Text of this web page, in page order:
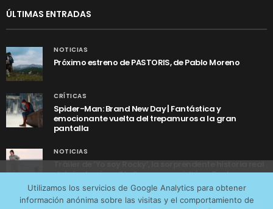
ÚLTIMAS ENTRADAS
NOTICIAS
Próximo estreno de PASTORIS, de Pablo Moreno
CRÍTICAS
Spider-Man: Brand New Day | Fantástica y
emocionante vuelta del trepamuros a la gran
pantalla
NOTICIAS
Tráiler de ‘Yo soy Rocky’, la sorprendente historia real
detrás de cómo Stallone se convirtió en Rocky
Utilizamos los servicios de Google Analytics para obtener
información anónima sobre las visitas y el comportamiento de
tráfico web que recibimos y conocer los servicios que